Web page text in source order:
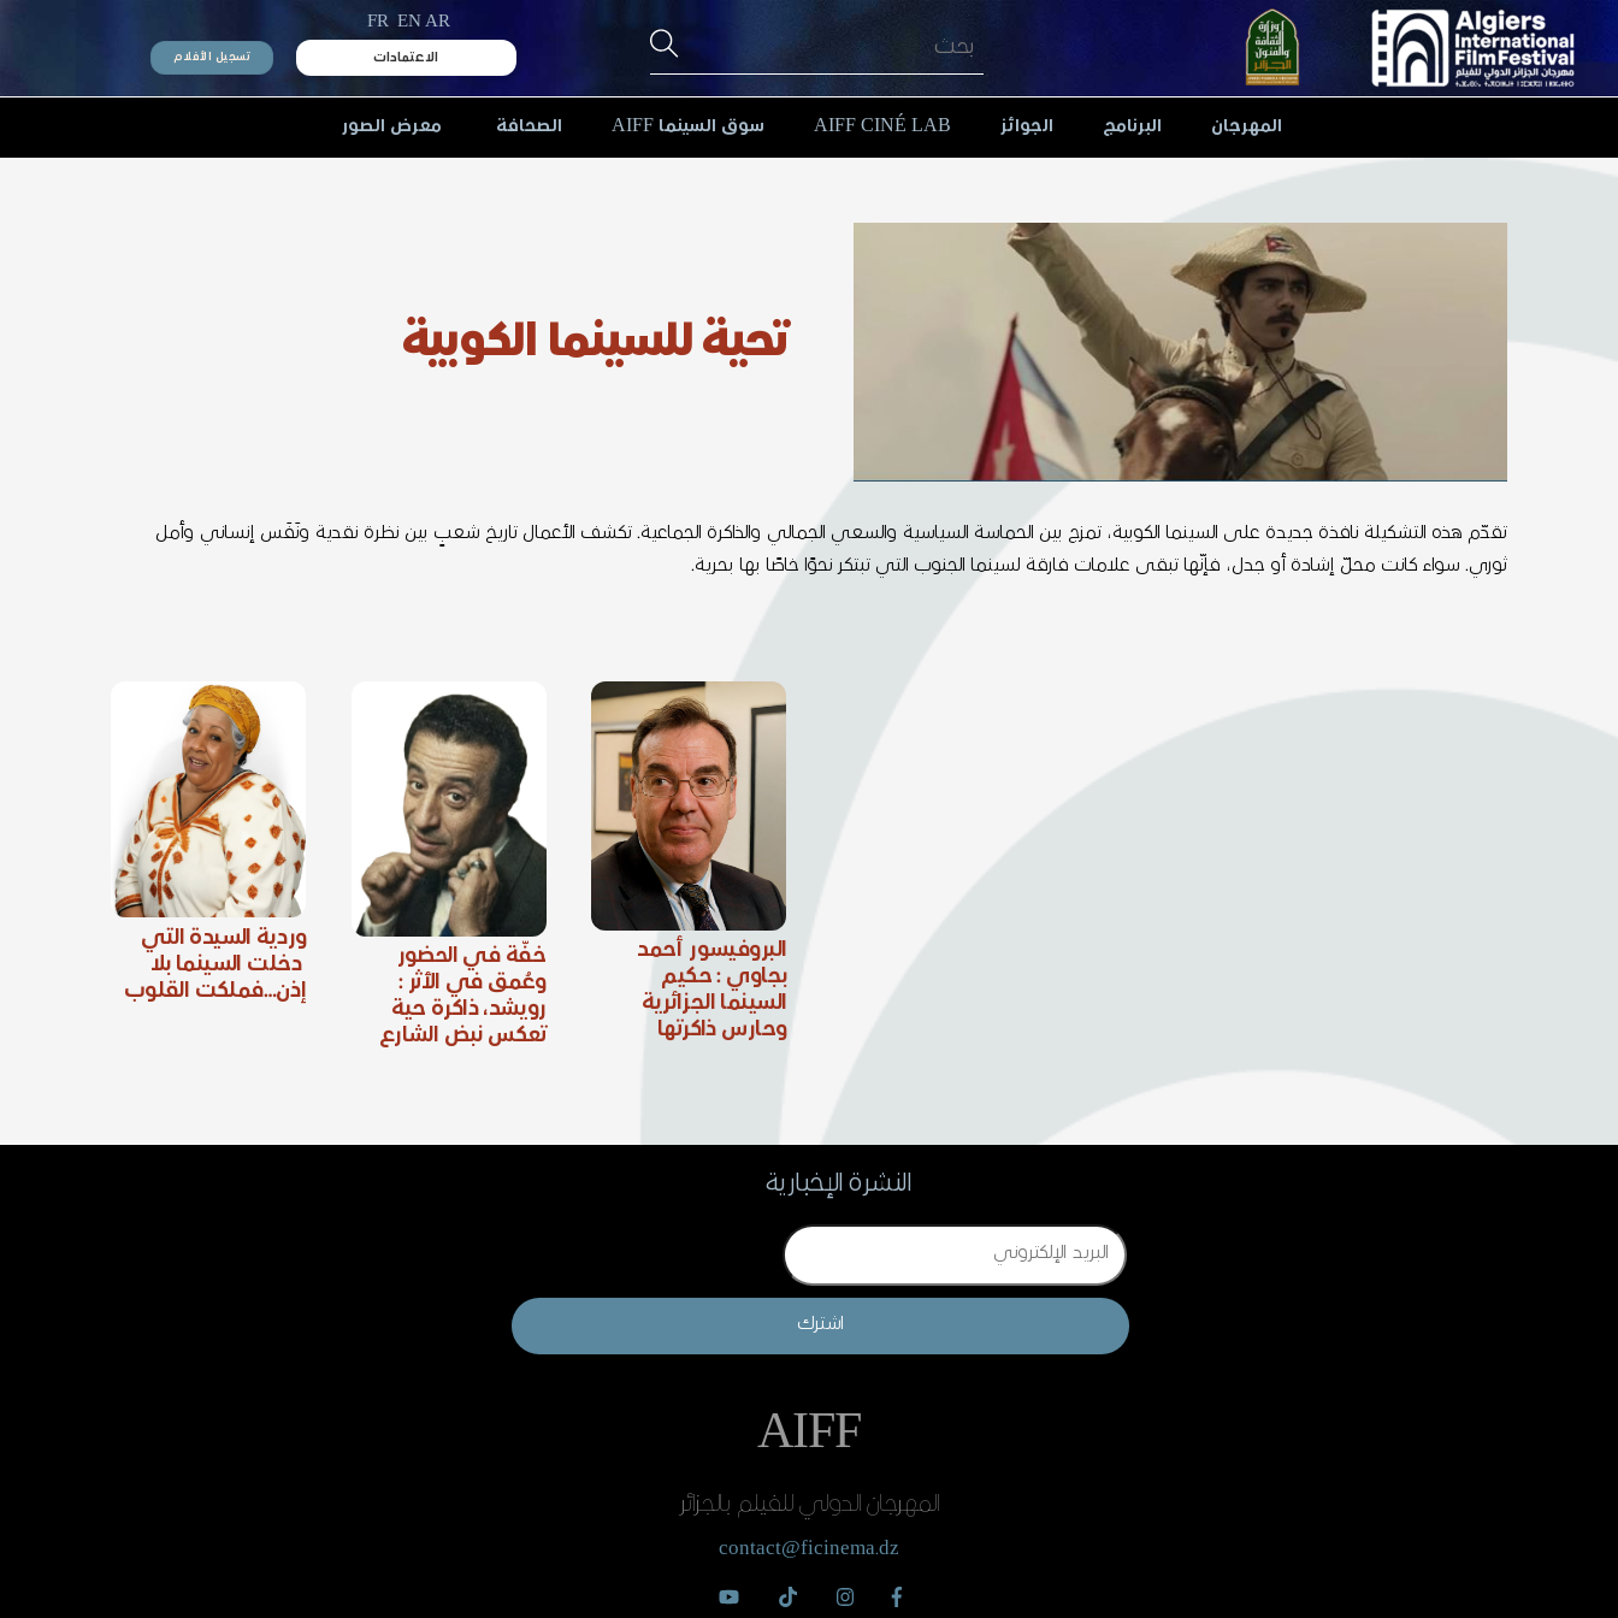
content
AR
EN
FR
الاعتمادات تسجيل الأفلام
المهرجان البرنامج الجوائز AIFF CINÉ LAB سوق السينما AIFF الصحافة معرض الصور
تحية للسينما الكوبية
تقدّم هذه التشكيلة نافذة جديدة على السينما الكوبية، تمزج بين الحماسة السياسية والسعي الجمالي والذاكرة الجماعية. تكشف الأعمال تاريخ شعبٍ بين نظرة نقدية ونَفَس إنساني وأمل
ثوري. سواء كانت محلّ إشادة أو جدل، فإنّها تبقى علامات فارقة لسينما الجنوب التي تبتكر نحوًا خاصًا بها بحرية.
وردية السيدة التي
دخلت السينما بلا
إذن…فملكت القلوب
خفّة في الحضور
وعُمق في الأثر :
رويشد، ذاكرة حية
تعكس نبض الشارع
البروفيسور أحمد
بجاوي : حكيم
السينما الجزائرية
وحارس ذاكرتها
النشرة الإخبارية
Email
اشترك
AIFF
المهرجان الدولي للفيلم بالجزائر
contact@ficinema.dz